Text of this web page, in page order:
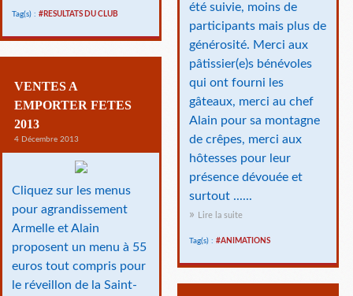
Tag(s) : #RESULTATS DU CLUB
été suivie, moins de
participants mais plus de
générosité. Merci aux
pâtissier(e)s bénévoles
qui ont fourni les
gâteaux, merci au chef
Alain pour sa montagne
de crêpes, merci aux
hôtesses pour leur
présence dévouée et
surtout ......
Lire la suite
Tag(s) : #ANIMATIONS
VENTES A
EMPORTER FETES
2013
4 Décembre 2013
Cliquez sur les menus
pour agrandissement
Armelle et Alain
proposent un menu à 55
euros tout compris pour
le réveillon de la Saint-